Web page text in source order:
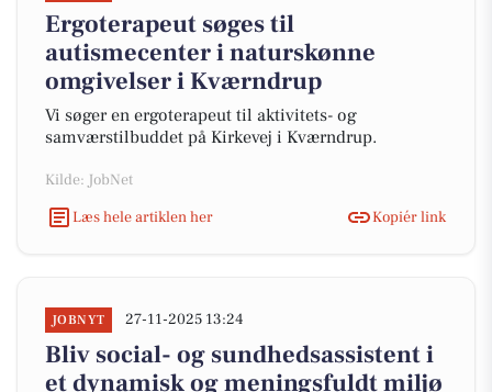
Ergoterapeut søges til
autismecenter i naturskønne
omgivelser i Kværndrup
Vi søger en ergoterapeut til aktivitets- og
samværstilbuddet på Kirkevej i Kværndrup.
Kilde: JobNet
Læs hele artiklen her
Kopiér link
JOBNYT 27-11-2025 13:24
Bliv social- og sundhedsassistent i
et dynamisk og meningsfuldt miljø